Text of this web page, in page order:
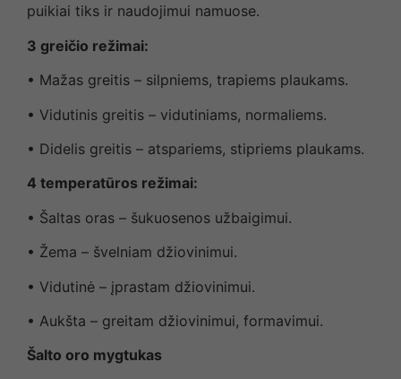
puikiai tiks ir naudojimui namuose.
3 greičio režimai:
• Mažas greitis – silpniems, trapiems plaukams.
• Vidutinis greitis – vidutiniams, normaliems.
• Didelis greitis – atspariems, stipriems plaukams.
4 temperatūros režimai:
• Šaltas oras – šukuosenos užbaigimui.
• Žema – švelniam džiovinimui.
• Vidutinė – įprastam džiovinimui.
• Aukšta – greitam džiovinimui, formavimui.
Šalto oro mygtukas